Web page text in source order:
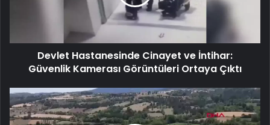
Ortaya
Devlet Hastanesinde Cinayet ve İntihar:
Güvenlik Kamerası Görüntüleri Ortaya Çıktı
Hadrianopolis
Antik
Kenti'nde